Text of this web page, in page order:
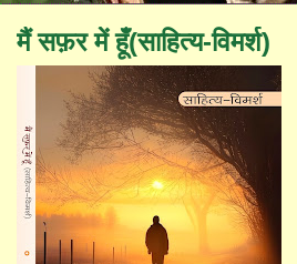
मैं सफ़र में हूँ(साहित्य-विमर्श)